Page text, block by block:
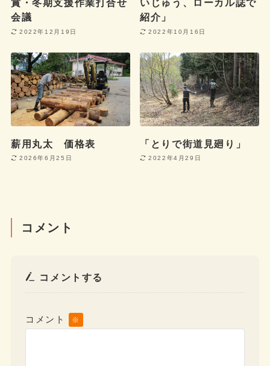
賞・冬期支援作業打合せ
会議
2022年12月19日
いじゅう、ローカル誌で
紹介」
2022年10月16日
薪用丸太 価格表
2026年6月25日
「とりで街道見廻り」
2022年4月29日
コメント
コメントする
コメント ※